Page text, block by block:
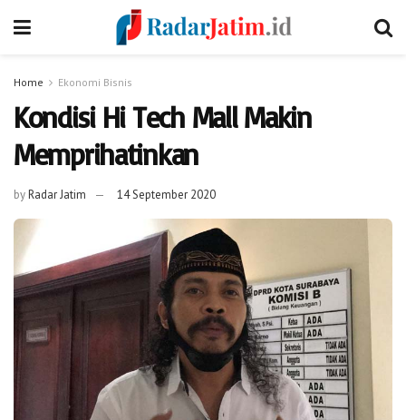
Home Ekonomi Bisnis
Kondisi Hi Tech Mall Makin
Memprihatinkan
byRadar Jatim 14 September 2020